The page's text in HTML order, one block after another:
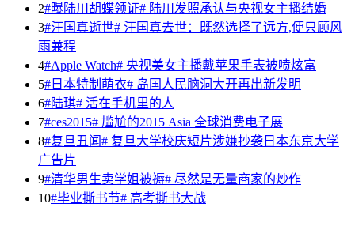
2#曝陆川胡蝶领证# 陆川发照承认与央视女主播结婚
3#汪国真逝世# 汪国真去世：既然选择了远方,便只顾风
雨兼程
4#Apple Watch# 央视美女主播戴苹果手表被喷炫富
5#日本特制萌衣# 岛国人民脑洞大开再出新发明
6#陆琪# 活在手机里的人
7#ces2015# 尴尬的2015 Asia 全球消费电子展
8#复旦丑闻# 复旦大学校庆短片涉嫌抄袭日本东京大学
广告片
9#清华男生卖学姐被褥# 尽然是无量商家的炒作
10#毕业撕书节# 高考撕书大战